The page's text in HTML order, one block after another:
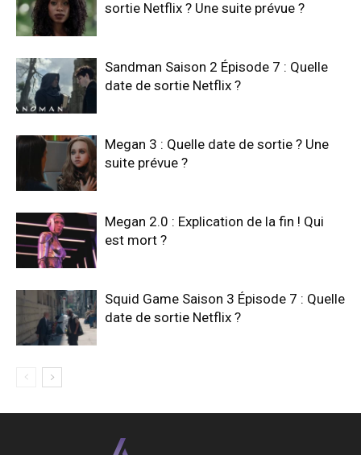
sortie Netflix ? Une suite prévue ?
Sandman Saison 2 Épisode 7 : Quelle
date de sortie Netflix ?
Megan 3 : Quelle date de sortie ? Une
suite prévue ?
Megan 2.0 : Explication de la fin ! Qui
est mort ?
Squid Game Saison 3 Épisode 7 : Quelle
date de sortie Netflix ?